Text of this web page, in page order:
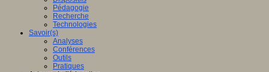
Pédagogie
Recherche
Technologies
Savoir(s)
Analyses
Conférences
Outils
Pratiques